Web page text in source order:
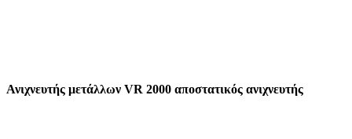
Ανιχνευτής μετάλλων VR 2000 αποστατικός ανιχνευτής